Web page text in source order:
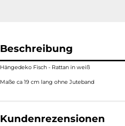
Beschreibung
Hängedeko Fisch - Rattan in weiß
Maße ca 19 cm lang ohne Juteband
Kundenrezensionen